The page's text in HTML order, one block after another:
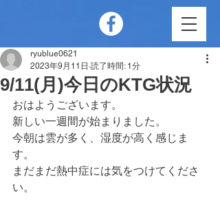
9/11(月)今日のKTG状況
ryublue0621
2023年9月11日 読了時間: 1分
おはようございます。
新しい一週間が始まりました。
今朝は雲が多く、湿度が高く感じま
す。
まだまだ熱中症には気をつけてくださ
い。